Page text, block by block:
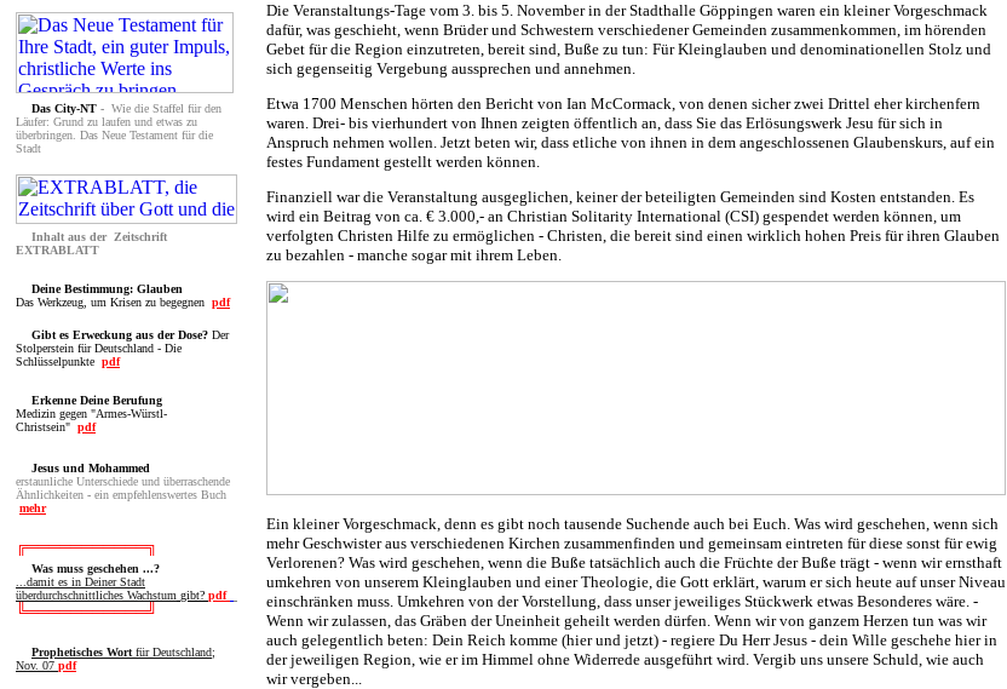
Das City-NT - Wie die Staffel für den
Läufer: Grund zu laufen und etwas zu
überbringen. Das Neue Testament für die
Stadt
Inhalt aus der Zeitschrift
EXTRABLATT
Deine Bestimmung: Glauben
Das Werkzeug, um Krisen zu begegnen pdf
Gibt es Erweckung aus der Dose? Der
Stolperstein für Deutschland - Die
Schlüsselpunkte pdf
Erkenne Deine Berufung
Medizin gegen "Armes-Würstl-
Christsein" pdf
Jesus und Mohammed
erstaunliche Unterschiede und überraschende
Ähnlichkeiten - ein empfehlenswertes Buch
mehr
╔═══════════╗
Was muss geschehen ...?
...damit es in Deiner Stadt
überdurchschnittliches Wachstum gibt? pdf
╚═══════════╝
Prophetisches Wort für Deutschland;
Nov. 07 pdf
Die Veranstaltungs-Tage vom 3. bis 5. November in der Stadthalle Göppingen waren ein kleiner Vorgeschmack
dafür, was geschieht, wenn Brüder und Schwestern verschiedener Gemeinden zusammenkommen, im hörenden
Gebet für die Region einzutreten, bereit sind, Buße zu tun: Für Kleinglauben und denominationellen Stolz und
sich gegenseitig Vergebung aussprechen und annehmen.
Etwa 1700 Menschen hörten den Bericht von Ian McCormack, von denen sicher zwei Drittel eher kirchenfern
waren. Drei- bis vierhundert von Ihnen zeigten öffentlich an, dass Sie das Erlösungswerk Jesu für sich in
Anspruch nehmen wollen. Jetzt beten wir, dass etliche von ihnen in dem angeschlossenen Glaubenskurs, auf ein
festes Fundament gestellt werden können.
Finanziell war die Veranstaltung ausgeglichen, keiner der beteiligten Gemeinden sind Kosten entstanden. Es
wird ein Beitrag von ca. € 3.000,- an Christian Solitarity International (CSI) gespendet werden können, um
verfolgten Christen Hilfe zu ermöglichen - Christen, die bereit sind einen wirklich hohen Preis für ihren Glauben
zu bezahlen - manche sogar mit ihrem Leben.
Ein kleiner Vorgeschmack, denn es gibt noch tausende Suchende auch bei Euch. Was wird geschehen, wenn sich
mehr Geschwister aus verschiedenen Kirchen zusammenfinden und gemeinsam eintreten für diese sonst für ewig
Verlorenen? Was wird geschehen, wenn die Buße tatsächlich auch die Früchte der Buße trägt - wenn wir ernsthaft
umkehren von unserem Kleinglauben und einer Theologie, die Gott erklärt, warum er sich heute auf unser Niveau
einschränken muss. Umkehren von der Vorstellung, dass unser jeweiliges Stückwerk etwas Besonderes wäre. -
Wenn wir zulassen, das Gräben der Uneinheit geheilt werden dürfen. Wenn wir von ganzem Herzen tun was wir
auch gelegentlich beten: Dein Reich komme (hier und jetzt) - regiere Du Herr Jesus - dein Wille geschehe hier in
der jeweiligen Region, wie er im Himmel ohne Widerrede ausgeführt wird. Vergib uns unsere Schuld, wie auch
wir vergeben...